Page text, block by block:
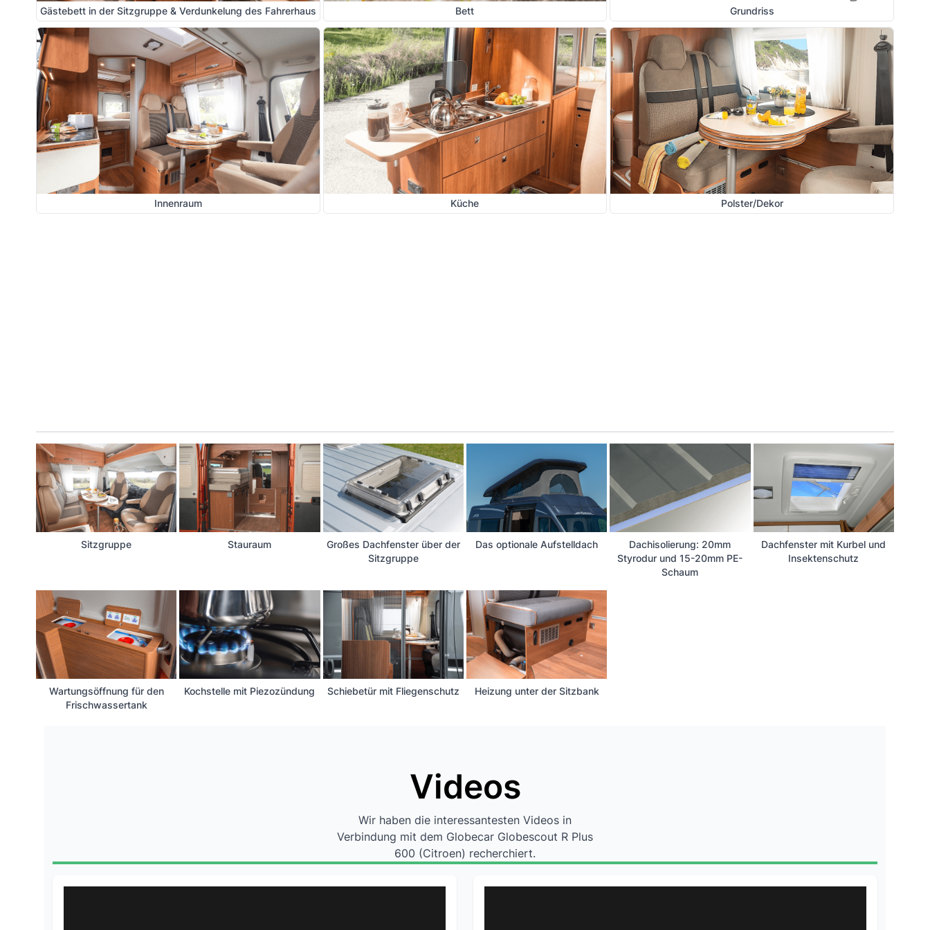
Gästebett in der Sitzgruppe & Verdunkelung des Fahrerhaus Bett Grundriss
Innenraum Küche Polster/Dekor
Sitzgruppe Stauraum
Großes Dachfenster über der
Sitzgruppe
Das optionale Aufstelldach
Dachisolierung: 20mm
Styrodur und 15-20mm PE-
Schaum
Dachfenster mit Kurbel und
Insektenschutz
Wartungsöffnung für den
Frischwassertank
Kochstelle mit Piezozündung Schiebetür mit Fliegenschutz Heizung unter der Sitzbank
Videos
Wir haben die interessantesten Videos in
Verbindung mit dem Globecar Globescout R Plus
600 (Citroen) recherchiert.